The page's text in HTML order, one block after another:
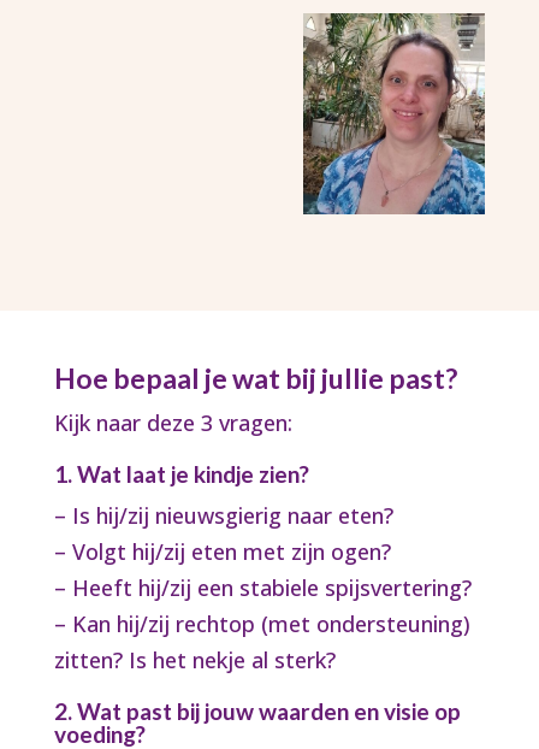
Hoe bepaal je wat bij jullie past?
Kijk naar deze 3 vragen:
1. Wat laat je kindje zien?
– Is hij/zij nieuwsgierig naar eten?
– Volgt hij/zij eten met zijn ogen?
– Heeft hij/zij een stabiele spijsvertering?
– Kan hij/zij rechtop (met ondersteuning)
zitten? Is het nekje al sterk?
2. Wat past bij jouw waarden en visie op
voeding?